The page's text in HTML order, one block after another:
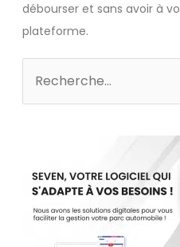
débourser et sans avoir à
plateforme.
Rechercher :